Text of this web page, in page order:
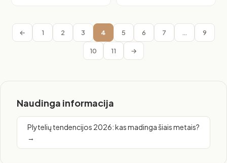
← 1 2 3 4 5 6 7 9
10 11 →
Naudinga informacija
Plytelių tendencijos 2026: kas madinga šiais metais?
→